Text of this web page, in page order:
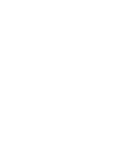
Moses responded:
and everything in